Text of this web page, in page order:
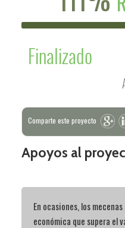
Finalizado
Comparte este proyecto
Apoyos al
En ocasiones, los
económica que supera el